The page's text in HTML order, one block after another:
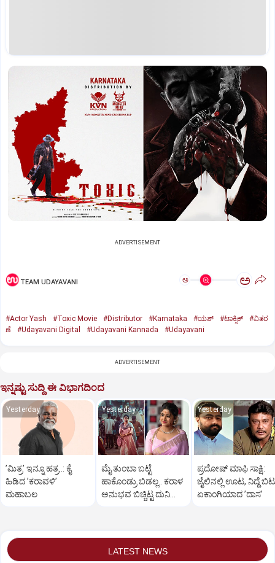
ADVERTISEMENT
TEAM UDAYAVANI ಅ ಅ
#Actor Yash #Toxic Movie #Distributor #Karnataka #ಯಶ್‌ #ಟಾಕ್ಸಿಕ್‌
#ವಿತರ
ಣೆ
#Udayavani Digital #Udayavani Kannada #Udayavani
ADVERTISEMENT
ಇನ್ನಷ್ಟು ಸುದ್ದಿ ಈ ವಿಭಾಗದಿಂದ
Yesterday
ʼಮಿತ್ರʼ ಇನ್ನೂ ಹತ್ರ..: ಕೈ
ಹಿಡಿದ ʼಕರಾವಳಿʼ
ಮಹಾಬಲ
Yesterday
ಮೈ ತುಂಬಾ ಬಟ್ಟೆ
ಹಾಕೊಂಡ್ರು ಬಿಡಲ್ಲ.. ಕರಾಳ
ಅನುಭವ ಬಿಚ್ಚಿಟ್ಟ ದುನಿಯಾ
Yesterday
ಪ್ರದೋಷ್‌ ಮಾಫಿ ಸಾಕ್ಷಿ:
ಜೈಲಿನಲ್ಲಿ ಊಟ, ನಿದ್ದೆ
ಏಕಾಂಗಿಯಾದ ʼದಾಸʼ
LATEST NEWS